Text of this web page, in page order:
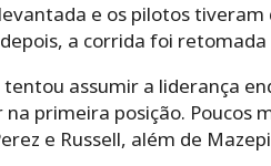
e os pilotos
a corrida foi
assumir a liderança
primeira posição. Poucos
e Russell, além de